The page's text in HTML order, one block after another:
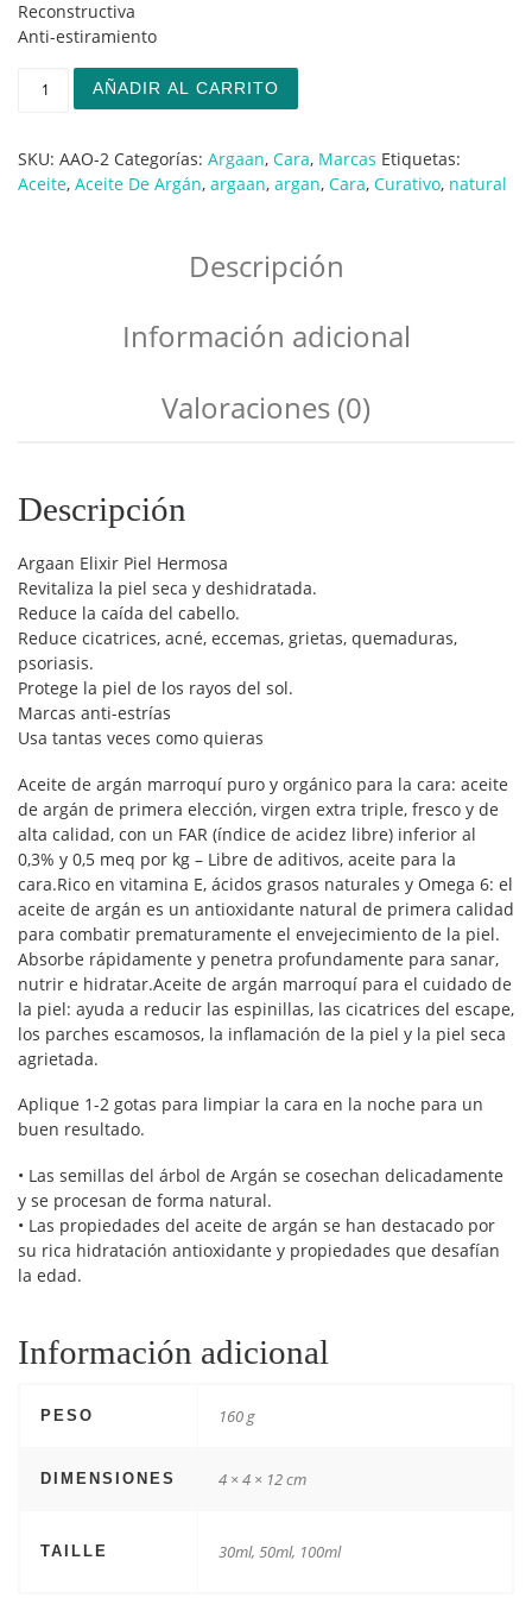
Reconstructiva
Anti-estiramiento
Argaan Elixir Piel Hermosa cantidad
AÑADIR AL CARRITO
SKU: AAO-2 Categorías: Argaan, Cara, Marcas Etiquetas:
Aceite, Aceite De Argán, argaan, argan, Cara, Curativo, natural
Descripción
Información adicional
Valoraciones (0)
Descripción
Argaan Elixir Piel Hermosa
Revitaliza la piel seca y deshidratada.
Reduce la caída del cabello.
Reduce cicatrices, acné, eccemas, grietas, quemaduras,
psoriasis.
Protege la piel de los rayos del sol.
Marcas anti-estrías
Usa tantas veces como quieras
Aceite de argán marroquí puro y orgánico para la cara: aceite
de argán de primera elección, virgen extra triple, fresco y de
alta calidad, con un FAR (índice de acidez libre) inferior al
0,3% y 0,5 meq por kg – Libre de aditivos, aceite para la
cara.Rico en vitamina E, ácidos grasos naturales y Omega 6: el
aceite de argán es un antioxidante natural de primera calidad
para combatir prematuramente el envejecimiento de la piel.
Absorbe rápidamente y penetra profundamente para sanar,
nutrir e hidratar.Aceite de argán marroquí para el cuidado de
la piel: ayuda a reducir las espinillas, las cicatrices del escape,
los parches escamosos, la inflamación de la piel y la piel seca
agrietada.
Aplique 1-2 gotas para limpiar la cara en la noche para un
buen resultado.
• Las semillas del árbol de Argán se cosechan delicadamente
y se procesan de forma natural.
• Las propiedades del aceite de argán se han destacado por
su rica hidratación antioxidante y propiedades que desafían
la edad.
Información adicional
PESO 160 g
DIMENSIONES 4 × 4 × 12 cm
TAILLE 30ml, 50ml, 100ml